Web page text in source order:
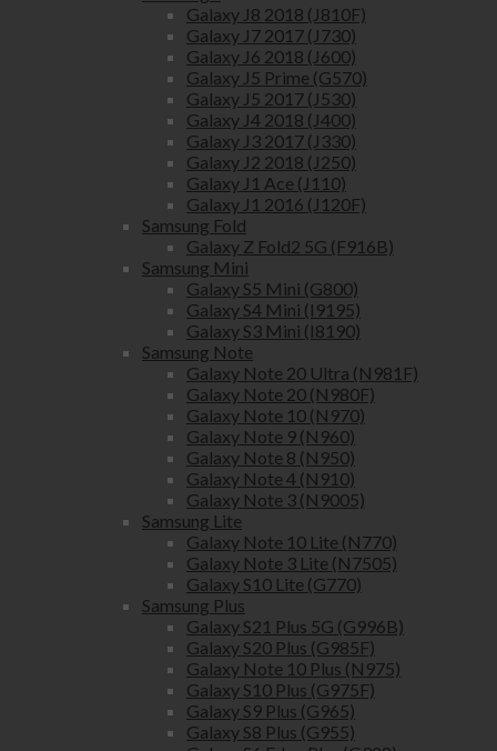
Galaxy J8 2018 (J810F)
Galaxy J7 2017 (J730)
Galaxy J6 2018 (J600)
Galaxy J5 Prime (G570)
Galaxy J5 2017 (J530)
Galaxy J4 2018 (J400)
Galaxy J3 2017 (J330)
Galaxy J2 2018 (J250)
Galaxy J1 Ace (J110)
Galaxy J1 2016 (J120F)
Samsung Fold
Galaxy Z Fold2 5G (F916B)
Samsung Mini
Galaxy S5 Mini (G800)
Galaxy S4 Mini (I9195)
Galaxy S3 Mini (I8190)
Samsung Note
Galaxy Note 20 Ultra (N981F)
Galaxy Note 20 (N980F)
Galaxy Note 10 (N970)
Galaxy Note 9 (N960)
Galaxy Note 8 (N950)
Galaxy Note 4 (N910)
Galaxy Note 3 (N9005)
Samsung Lite
Galaxy Note 10 Lite (N770)
Galaxy Note 3 Lite (N7505)
Galaxy S10 Lite (G770)
Samsung Plus
Galaxy S21 Plus 5G (G996B)
Galaxy S20 Plus (G985F)
Galaxy Note 10 Plus (N975)
Galaxy S10 Plus (G975F)
Galaxy S9 Plus (G965)
Galaxy S8 Plus (G955)